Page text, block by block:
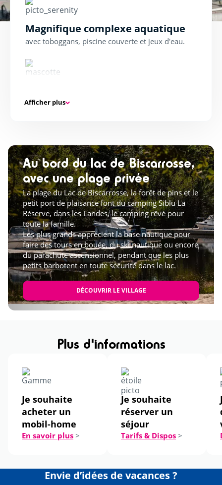
Magnifique complexe aquatique
avec toboggans, piscine couverte et jeux d'eau.
pour le plaisir des enfants et des parents.
Animations tous les soirs en été
pour s'amuser en famille.
Afficher plus
Au bord du lac de Biscarrosse,
avec une plage privée
La plage du Lac de Biscarrosse, la forêt de pins et le
petit port de plaisance font du camping Siblu La
Réserve, dans les Landes, le camping rêvé pour
toute la famille.
Les plus grands apprécient la base nautique pour
faire des tours en bouée, du ski nautique ou encore
du parachute ascensionnel, pendant que les plus
petits barbotent en toute sécurité dans le lac.
DÉCOUVRIR LE VILLAGE
Plus d'informations
Je souhaite
acheter un
mobil-home
En savoir plus >
Je souhaite
réserver un
séjour
Tarifs & Dispos >
Envie d’idées de vacances ?